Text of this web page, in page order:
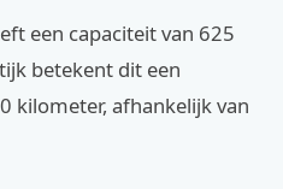
een capaciteit van 625
betekent dit een
kilometer, afhankelijk van